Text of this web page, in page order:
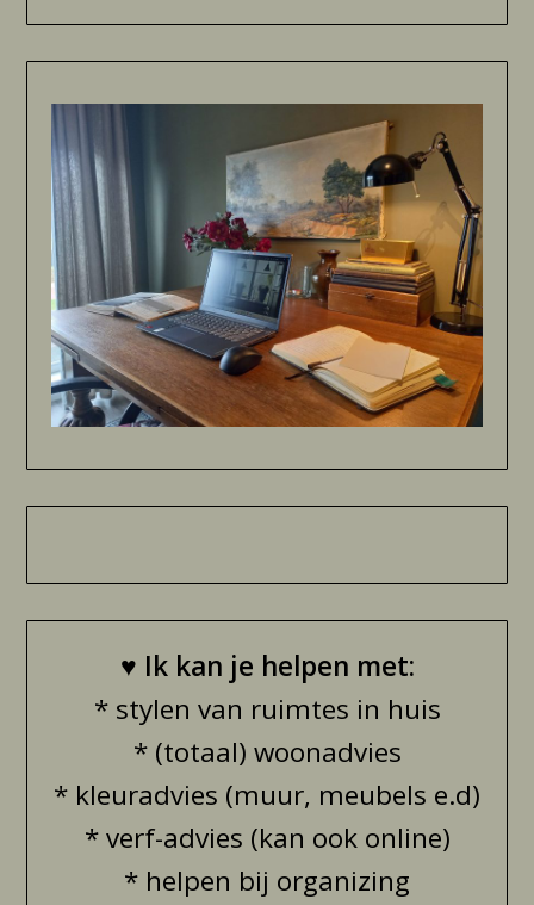
♥ Ik kan je helpen met:
* stylen van ruimtes in huis
* (totaal) woonadvies
* kleuradvies (muur, meubels e.d)
* verf-advies (kan ook online)
* helpen bij organizing